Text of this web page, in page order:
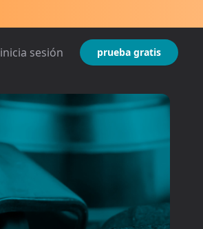
inicia sesión prueba gratis